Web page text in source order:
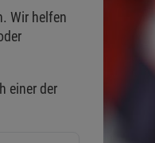
Wir helfen
einer der